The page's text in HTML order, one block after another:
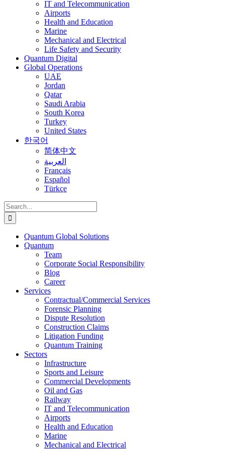
IT and Telecommunication
Airports
Health and Education
Marine
Mechanical and Electrical
Life Safety and Security
Quantum Digital
Global Operations
UAE
Jordan
Qatar
Saudi Arabia
South Korea
Turkey
United States
한국어
简体中文
العربية
Français
Español
Türkçe
Search
for:
Quantum Global Solutions
Quantum
Team
Corporate Social Responsibility
Blog
Career
Services
Contractual/Commercial Services
Forensic Planning
Dispute Resolution
Construction Claims
Litigation Funding
Quantum Training
Sectors
Infrastructure
Sports and Leisure
Commercial Developments
Oil and Gas
Railway
IT and Telecommunication
Airports
Health and Education
Marine
Mechanical and Electrical